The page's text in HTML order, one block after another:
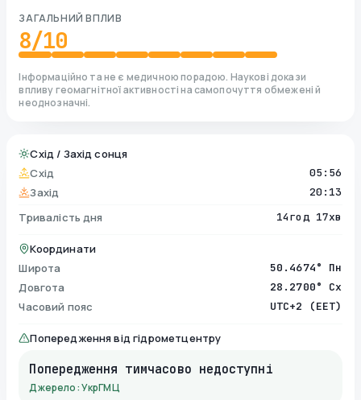
ЗАГАЛЬНИЙ ВПЛИВ
8/10
Інформаційно та не є медичною порадою. Наукові докази
впливу геомагнітної активності на самопочуття обмежені й
неоднозначні.
Схід / Захід сонця
Схід
05:56
Захід 20:13
Тривалість дня 14год 17хв
Координати
Широта
50.4674° Пн
Довгота 28.2700° Сх
Часовий пояс UTC+2 (EET)
Попередження від гідрометцентру
Попередження тимчасово недоступні
Джерело: УкрГМЦ